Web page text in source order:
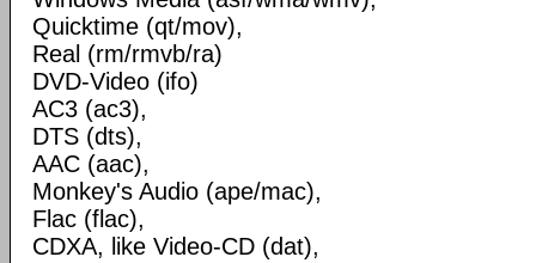
Quicktime (qt/mov),
Real (rm/rmvb/ra)
DVD-Video (ifo)
AC3 (ac3),
DTS (dts),
AAC (aac),
Monkey's Audio (ape/mac),
Flac (flac),
CDXA, like Video-CD (dat),